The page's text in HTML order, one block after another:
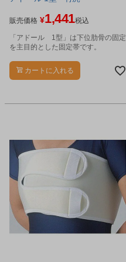
販売価格 ¥1,441税込
「アドール 1型」は下位肋骨の固定
を主目的とした固定帯です。
カートに入れる